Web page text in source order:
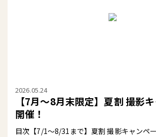
2026.05.24
【7月〜8月末限定】夏割 撮影
開催！
目次【7/1〜8/31まで】夏割 撮影キャンペ